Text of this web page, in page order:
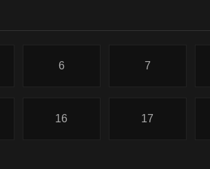
6 7
16 17